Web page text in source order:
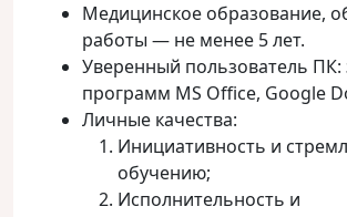
Медицинское образование,
работы — не менее 5 лет.
Уверенный пользователь ПК:
программ MS Office, Google
Личные качества:
Инициативность и
обучению;
Исполнительность и